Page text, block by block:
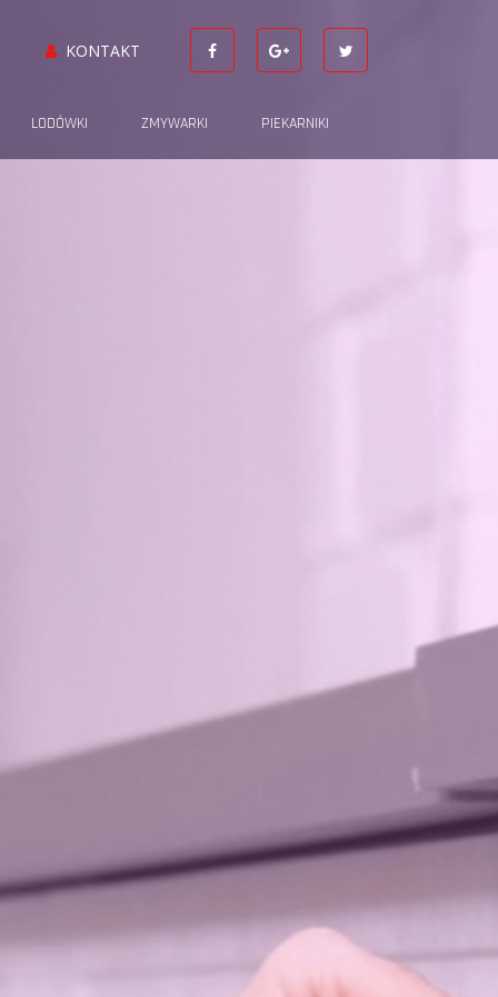
KONTAKT
LODÓWKI ZMYWARKI PIEKARNIKI